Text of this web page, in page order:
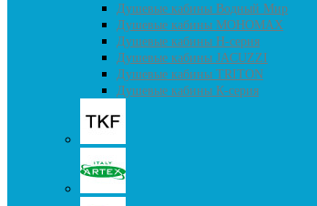
Душевые кабины Водный Мир
Душевые кабины МОНОМАХ
Душевые кабины H-серия
Душевые кабины JACUZZI
Душевые кабины TRITON
Душевые кабины К-серия